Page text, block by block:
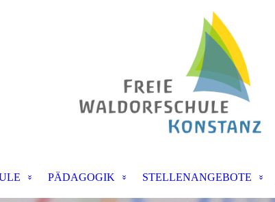
PÄDAGOGIK STELLENANGEBOTE